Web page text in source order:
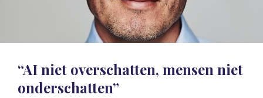
“AI niet overschatten, mensen niet
onderschatten”